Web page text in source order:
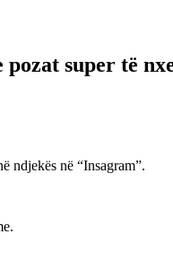
super të
ndjekës në “Insagram”.